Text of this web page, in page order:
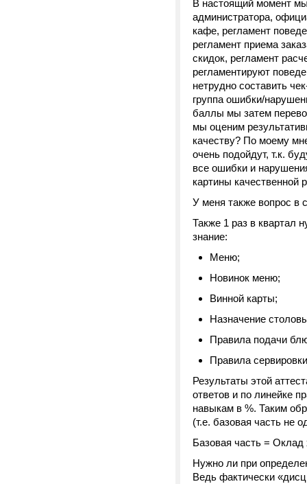
В настоящий момент
администратора,
кафе, регламент
регламент приема
скидок, регламент
регламентируют
нетрудно составить
группа ошибки/
баллы мы затем
мы оценим
качеству? По моему
очень подойдут, т.к.
все ошибки и
картины качественной
У меня также вопрос в
Также 1 раз в квартал
знание:
Меню;
Новинок меню;
Винной карты;
Назначение
Правила подачи
Правила
Результаты этой
ответов и по линейке
навыкам в %. Таким
(т.е. базовая часть не
Базовая часть =
Нужно ли при
Ведь фактически